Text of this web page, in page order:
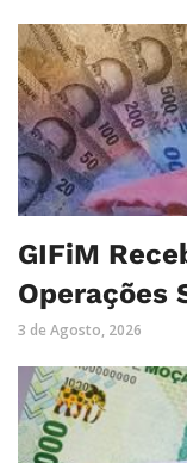
GIFiM
Operações
3 de Agosto, 2026